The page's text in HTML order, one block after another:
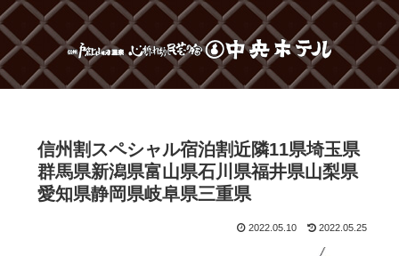
信州割スペシャル宿泊割近隣11県埼玉県
群馬県新潟県富山県石川県福井県山梨県
愛知県静岡県岐阜県三重県
2022.05.10 2022.05.25